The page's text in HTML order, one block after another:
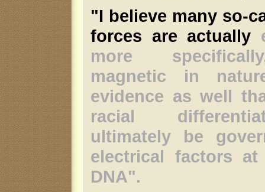
"I believe many so-
forces are actually
more
magnetic in
evidence as well
racial
ultimately be
electrical factors
DNA".